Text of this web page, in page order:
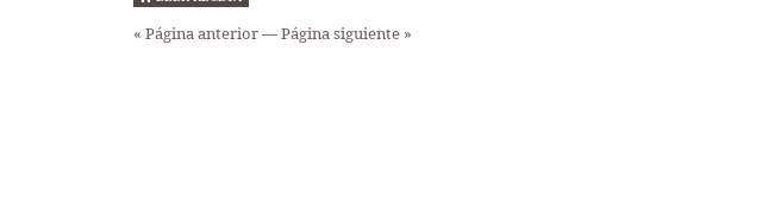
« Página anterior—Página siguiente »